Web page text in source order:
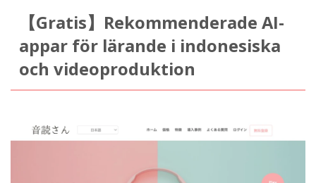
【Gratis】Rekommenderade AI-
appar för lärande i indonesiska
och videoproduktion